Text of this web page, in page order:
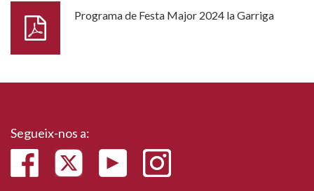
Programa de Festa Major 2024 la Garriga
Segueix-nos a: